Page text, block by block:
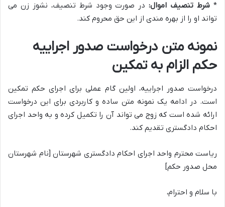
* شرط تنصیف اموال:در صورت وجود شرط تنصیف، نشوز زن می
تواند او را از بهره مندی از این حق محروم کند.
نمونه متن درخواست صدور اجراییه
حکم الزام به تمکین
درخواست صدور اجراییه، اولین گام عملی برای اجرای حکم تمکین
است. در ادامه یک نمونه متن ساده و کاربردی برای این درخواست
ارائه شده است که زوج می تواند آن را تکمیل کرده و به واحد اجرای
احکام دادگستری تقدیم کند.
ریاست محترم واحد اجرای احکام دادگستری شهرستان [نام شهرستان
محل صدور حکم]
با سلام و احترام،